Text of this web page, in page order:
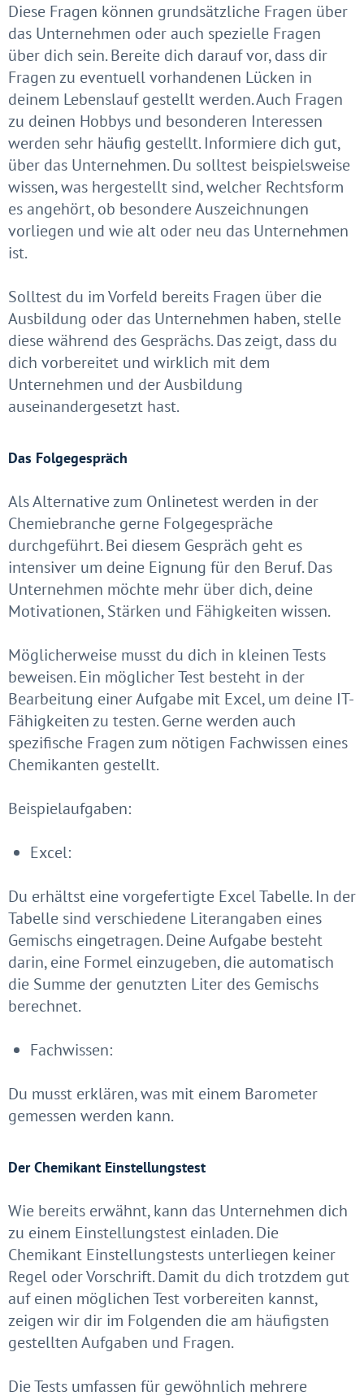
Diese Fragen können grundsätzliche Fragen über
das Unternehmen oder auch spezielle Fragen
über dich sein. Bereite dich darauf vor, dass dir
Fragen zu eventuell vorhandenen Lücken in
deinem Lebenslauf gestellt werden. Auch Fragen
zu deinen Hobbys und besonderen Interessen
werden sehr häufig gestellt. Informiere dich gut,
über das Unternehmen. Du solltest beispielsweise
wissen, was hergestellt sind, welcher Rechtsform
es angehört, ob besondere Auszeichnungen
vorliegen und wie alt oder neu das Unternehmen
ist.
Solltest du im Vorfeld bereits Fragen über die
Ausbildung oder das Unternehmen haben, stelle
diese während des Gesprächs. Das zeigt, dass du
dich vorbereitet und wirklich mit dem
Unternehmen und der Ausbildung
auseinandergesetzt hast.
Das Folgegespräch
Als Alternative zum Onlinetest werden in der
Chemiebranche gerne Folgegespräche
durchgeführt. Bei diesem Gespräch geht es
intensiver um deine Eignung für den Beruf. Das
Unternehmen möchte mehr über dich, deine
Motivationen, Stärken und Fähigkeiten wissen.
Möglicherweise musst du dich in kleinen Tests
beweisen. Ein möglicher Test besteht in der
Bearbeitung einer Aufgabe mit Excel, um deine IT-
Fähigkeiten zu testen. Gerne werden auch
spezifische Fragen zum nötigen Fachwissen eines
Chemikanten gestellt.
Beispielaufgaben:
Excel:
Du erhältst eine vorgefertigte Excel Tabelle. In der
Tabelle sind verschiedene Literangaben eines
Gemischs eingetragen. Deine Aufgabe besteht
darin, eine Formel einzugeben, die automatisch
die Summe der genutzten Liter des Gemischs
berechnet.
Fachwissen:
Du musst erklären, was mit einem Barometer
gemessen werden kann.
Der Chemikant Einstellungstest
Wie bereits erwähnt, kann das Unternehmen dich
zu einem Einstellungstest einladen. Die
Chemikant Einstellungstests unterliegen keiner
Regel oder Vorschrift. Damit du dich trotzdem gut
auf einen möglichen Test vorbereiten kannst,
zeigen wir dir im Folgenden die am häufigsten
gestellten Aufgaben und Fragen.
Die Tests umfassen für gewöhnlich mehrere